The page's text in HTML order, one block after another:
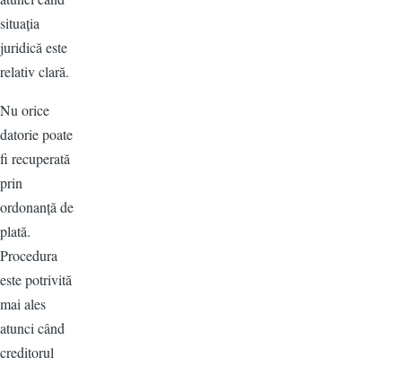
situația
juridică este
relativ clară.
Nu orice
datorie poate
fi recuperată
prin
ordonanță de
plată.
Procedura
este potrivită
mai ales
atunci când
creditorul